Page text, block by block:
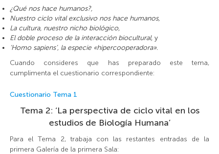
¿Qué nos hace humanos?,
Nuestro ciclo vital exclusivo nos hace humanos,
La cultura, nuestro nicho biológico,
El doble proceso de la interacción biocultural, y
‘Homo sapiens’, la especie «hipercooperadora».
Cuando consideres que has preparado este tema,
cumplimenta el cuestionario correspondiente:
Cuestionario Tema 1
Tema 2: ‘La perspectiva de ciclo vital en los
estudios de Biología Humana’
Para el Tema 2, trabaja con las restantes entradas de la
primera Galería de la primera Sala: